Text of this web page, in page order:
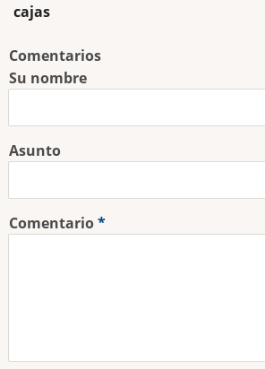
cajas
Comentarios
Su nombre
Asunto
Comentario